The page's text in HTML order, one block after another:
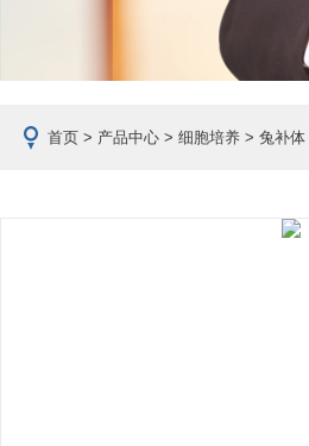
首页 > 产品中心 > 细胞培养 > 兔补体